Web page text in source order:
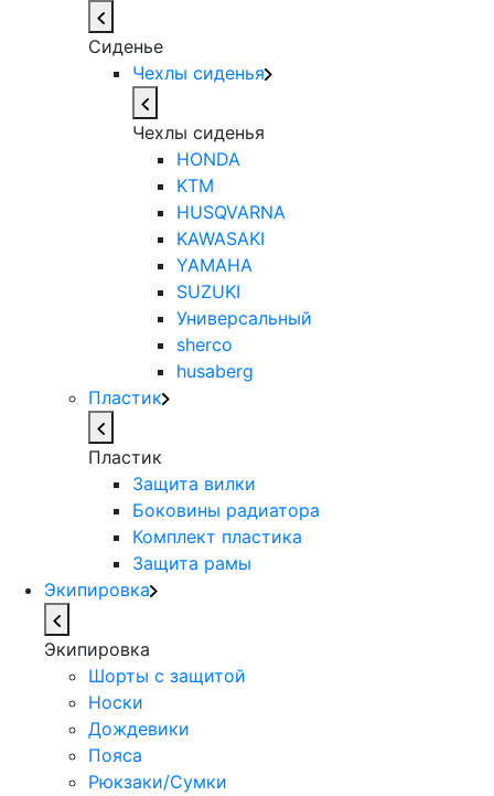
Сиденье
Чехлы сиденья
Чехлы сиденья
HONDA
KTM
HUSQVARNA
KAWASAKI
YAMAHA
SUZUKI
Универсальный
sherco
husaberg
Пластик
Пластик
Защита вилки
Боковины радиатора
Комплект пластика
Защита рамы
Экипировка
Экипировка
Шорты с защитой
Носки
Дождевики
Пояса
Рюкзаки/Сумки